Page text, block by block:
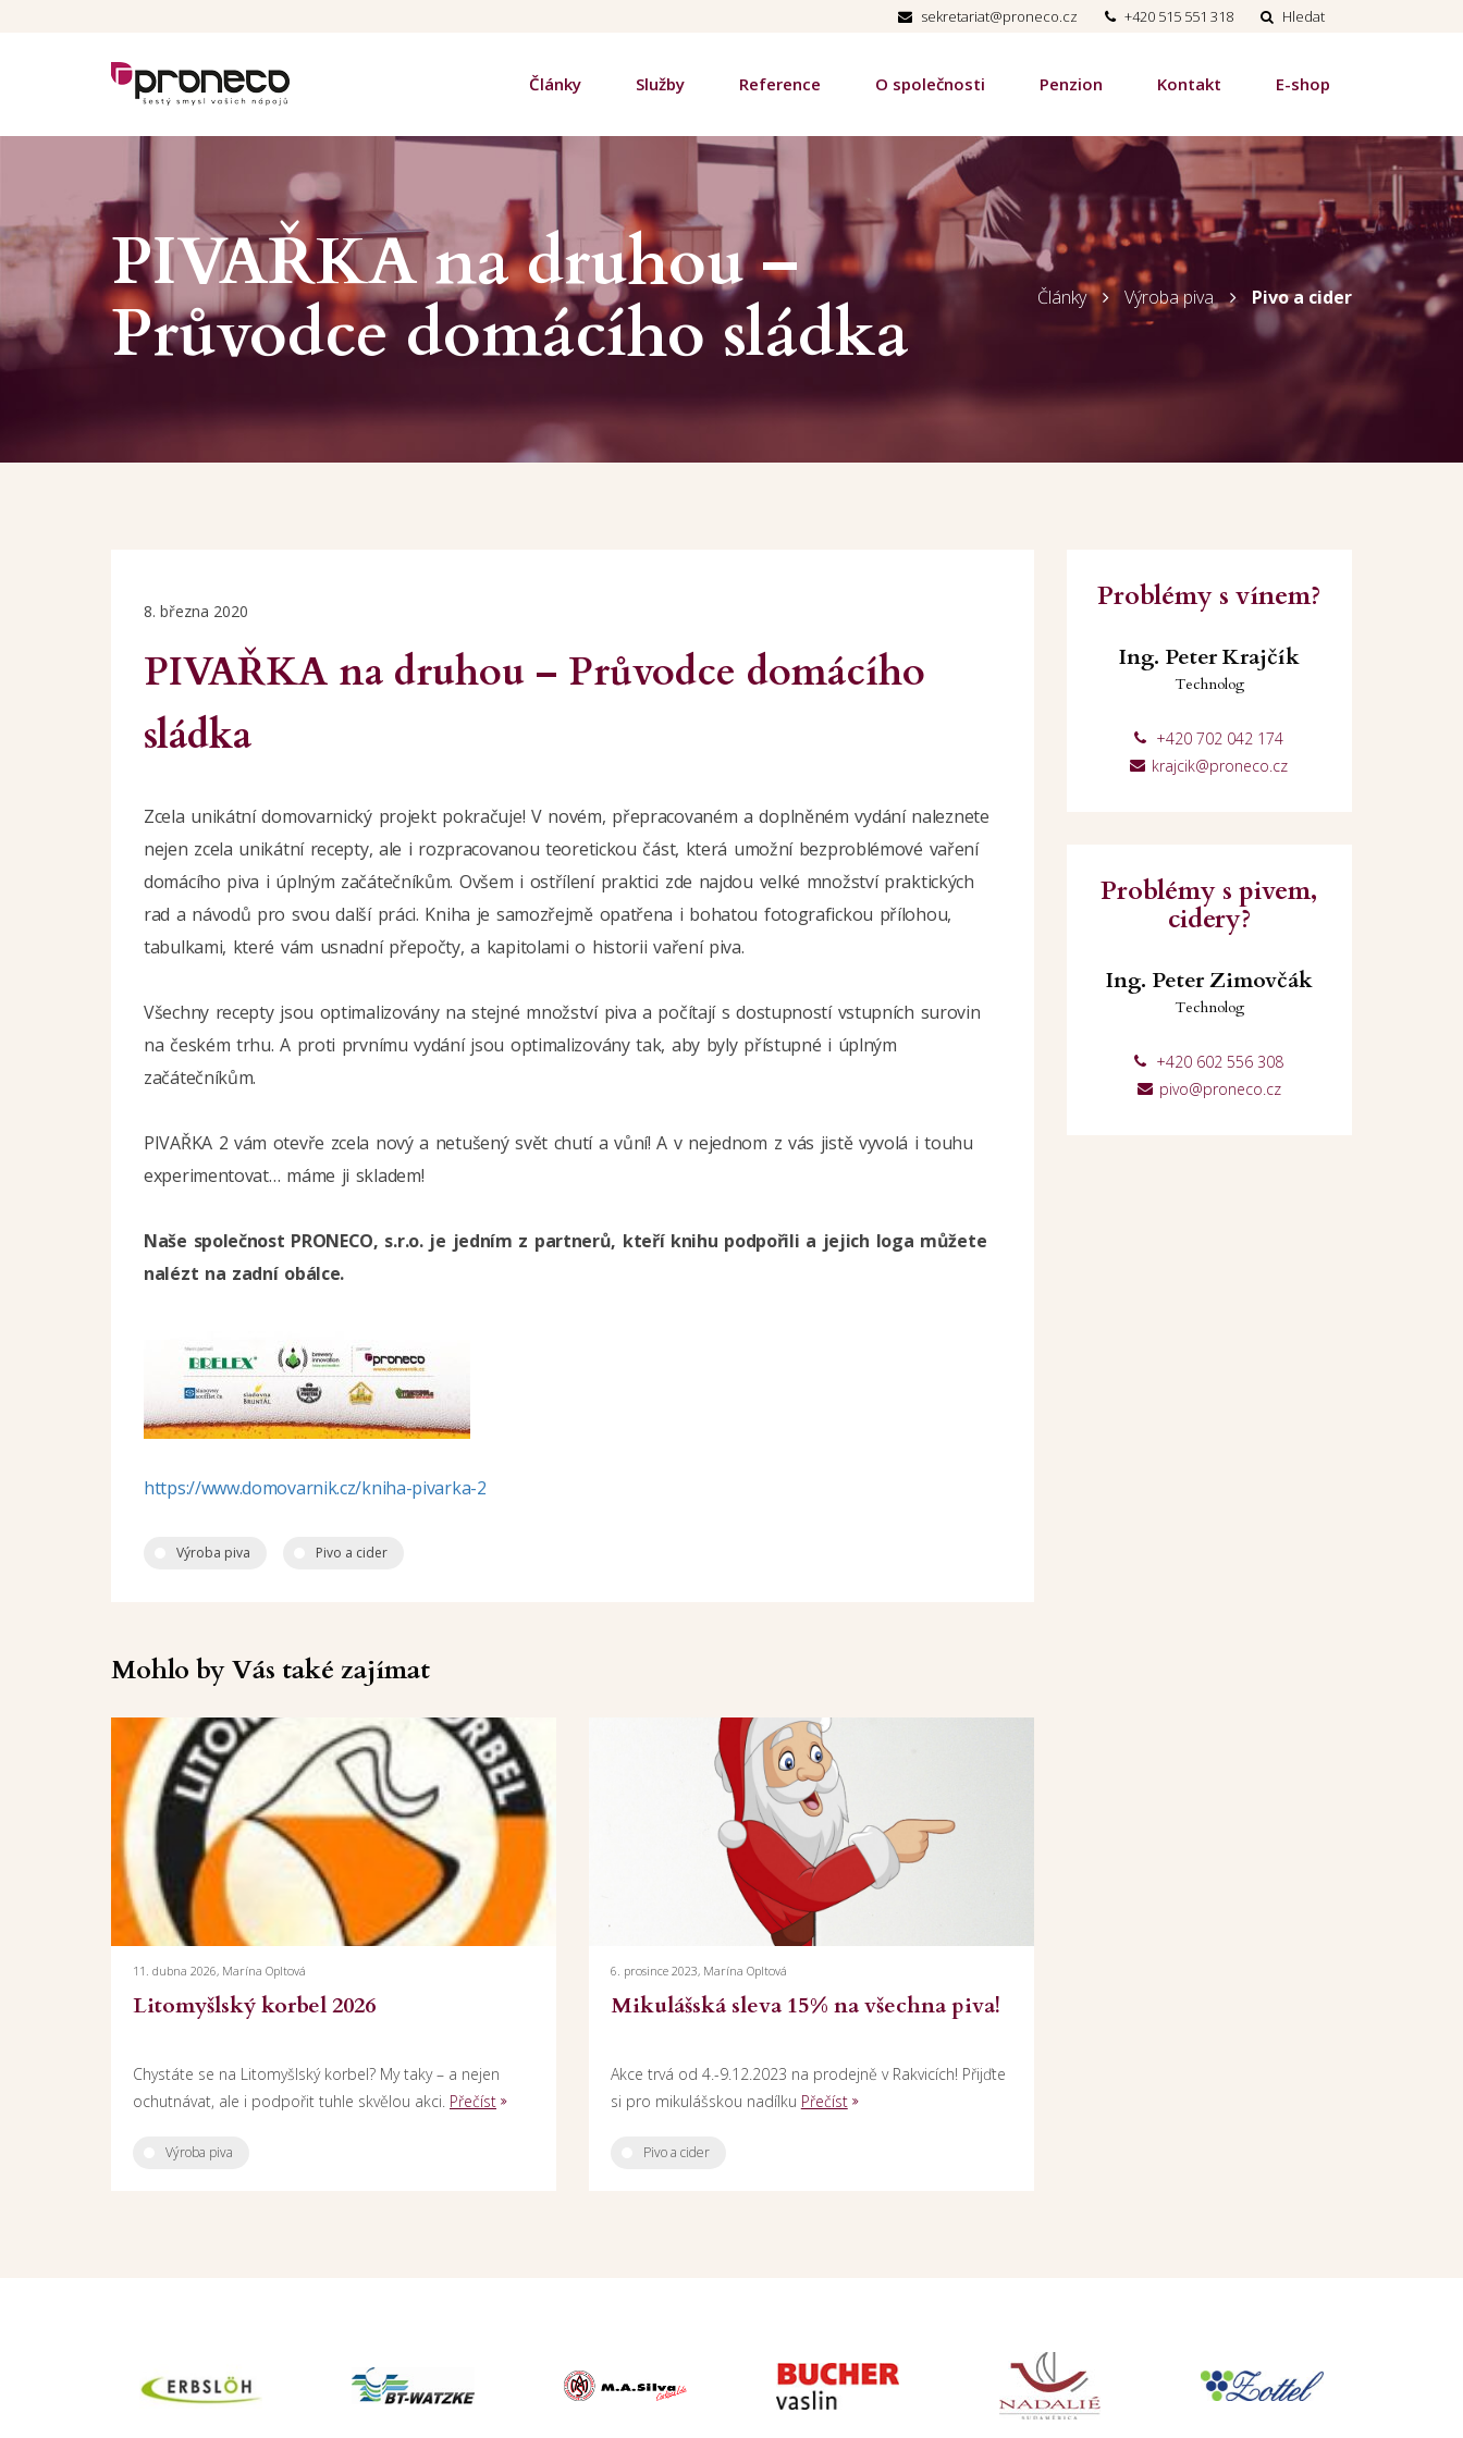
sekretariat@proneco.cz +420 515 551 318 Hledat
Články Služby Reference O společnosti Penzion Kontakt E-shop
PIVAŘKA na druhou –
Průvodce domácího sládka
Články Výroba piva Pivo a cider
8. března 2020
PIVAŘKA na druhou – Průvodce domácího
sládka
Zcela unikátní domovarnický projekt pokračuje! V novém, přepracovaném a doplněném vydání naleznete
nejen zcela unikátní recepty, ale i rozpracovanou teoretickou část, která umožní bezproblémové vaření
domácího piva i úplným začátečníkům. Ovšem i ostřílení praktici zde najdou velké množství praktických
rad a návodů pro svou další práci. Kniha je samozřejmě opatřena i bohatou fotografickou přílohou,
tabulkami, které vám usnadní přepočty, a kapitolami o historii vaření piva.
Všechny recepty jsou optimalizovány na stejné množství piva a počítají s dostupností vstupních surovin
na českém trhu. A proti prvnímu vydání jsou optimalizovány tak, aby byly přístupné i úplným
začátečníkům.
PIVAŘKA 2 vám otevře zcela nový a netušený svět chutí a vůní! A v nejednom z vás jistě vyvolá i touhu
experimentovat… máme ji skladem!
Naše společnost PRONECO, s.r.o. je jedním z partnerů, kteří knihu podpořili a jejich loga můžete
nalézt na zadní obálce.
https://www.domovarnik.cz/kniha-pivarka-2
Výroba piva Pivo a cider
Mohlo by Vás také zajímat
11. dubna 2026, Marína Opltová
Litomyšlský korbel 2026
Chystáte se na Litomyšlský korbel? My taky – a nejen
ochutnávat, ale i podpořit tuhle skvělou akci. Přečíst
Výroba piva
6. prosince 2023, Marína Opltová
Mikulášská sleva 15% na všechna piva!
Akce trvá od 4.-9.12.2023 na prodejně v Rakvicích! Přijďte
si pro mikulášskou nadílku Přečíst
Pivo a cider
Problémy s vínem?
Ing. Peter Krajčík
Technolog
+420 702 042 174
krajcik@proneco.cz
Problémy s pivem,
cidery?
Ing. Peter Zimovčák
Technolog
+420 602 556 308
pivo@proneco.cz